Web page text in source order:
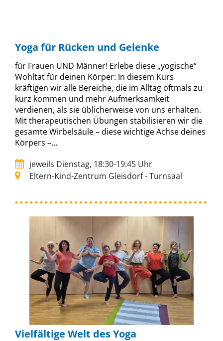
Yoga für Rücken und Gelenke
für Frauen UND Männer! Erlebe diese „yogische“
Wohltat für deinen Körper: In diesem Kurs
kräftigen wir alle Bereiche, die im Alltag oftmals zu
kurz kommen und mehr Aufmerksamkeit
verdienen, als sie üblicherweise von uns erhalten.
Mit therapeutischen Übungen stabilisieren wir die
gesamte Wirbelsäule – diese wichtige Achse deines
Körpers –…
jeweils Dienstag, 18:30-19:45 Uhr
Eltern-Kind-Zentrum Gleisdorf - Turnsaal
Vielfältige Welt des Yoga